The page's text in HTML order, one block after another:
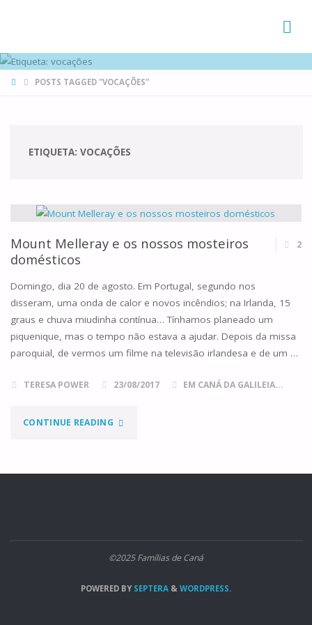
HOMEPOSTS TAGGED "VOCAÇÕES"
ETIQUETA: VOCAÇÕES
Mount Melleray e os nossos mosteiros
domésticos
2
Domingo, dia 20 de agosto. Em Portugal, segundo nos
disseram, uma onda de calor e novos incêndios; na Irlanda, 15
graus e chuva miudinha contínua… Tínhamos planeado um
piquenique, mas o tempo não estava a ajudar. Depois da missa
paroquial, de vermos um filme na televisão irlandesa e de um …
TERESA POWER 23/08/2017 EM CANÁ DA GALILEIA...
CONTINUE READING"MOUNT
E
MOSTEIROS
DOMÉSTICOS"
©2025 Famílias de Caná
POWERED BYSEPTERA & WORDPRESS.